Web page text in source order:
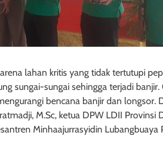
lahan kritis yang tidak tertutupi
sungai-sungai sehingga terjadi banjir.
bencana banjir dan longsor.
M.Sc, ketua DPW LDII Provinsi
Minhaajurrasyidin Lubangbuaya